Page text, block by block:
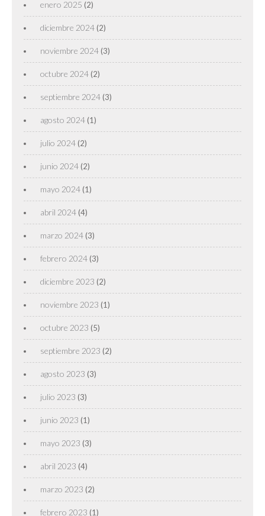
enero 2025 (2)
diciembre 2024 (2)
noviembre 2024 (3)
octubre 2024 (2)
septiembre 2024 (3)
agosto 2024 (1)
julio 2024 (2)
junio 2024 (2)
mayo 2024 (1)
abril 2024 (4)
marzo 2024 (3)
febrero 2024 (3)
diciembre 2023 (2)
noviembre 2023 (1)
octubre 2023 (5)
septiembre 2023 (2)
agosto 2023 (3)
julio 2023 (3)
junio 2023 (1)
mayo 2023 (3)
abril 2023 (4)
marzo 2023 (2)
febrero 2023 (1)